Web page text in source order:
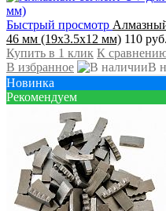
Быстрый просмотр
46 мм (19х3.5х12 мм) 110 руб.
Купить в 1 клик К
В избранное
В
Новинка
Рекомендуем